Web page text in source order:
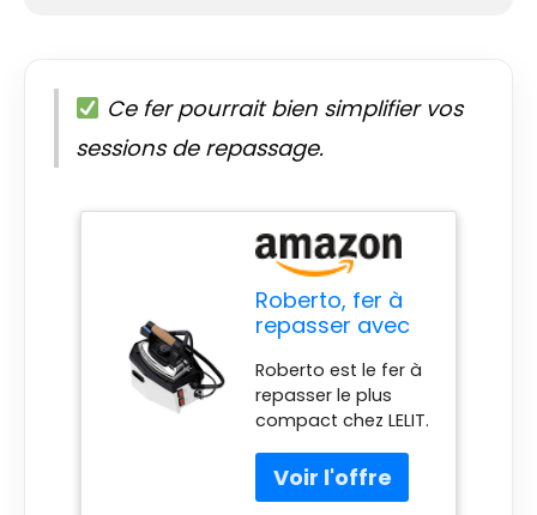
Ce fer pourrait bien simplifier vos
sessions de repassage.
Roberto, fer à
repasser avec
séparée
Roberto est le fer à
repasser le plus
compact chez LELIT.
pratique et léger, en
garantissant un